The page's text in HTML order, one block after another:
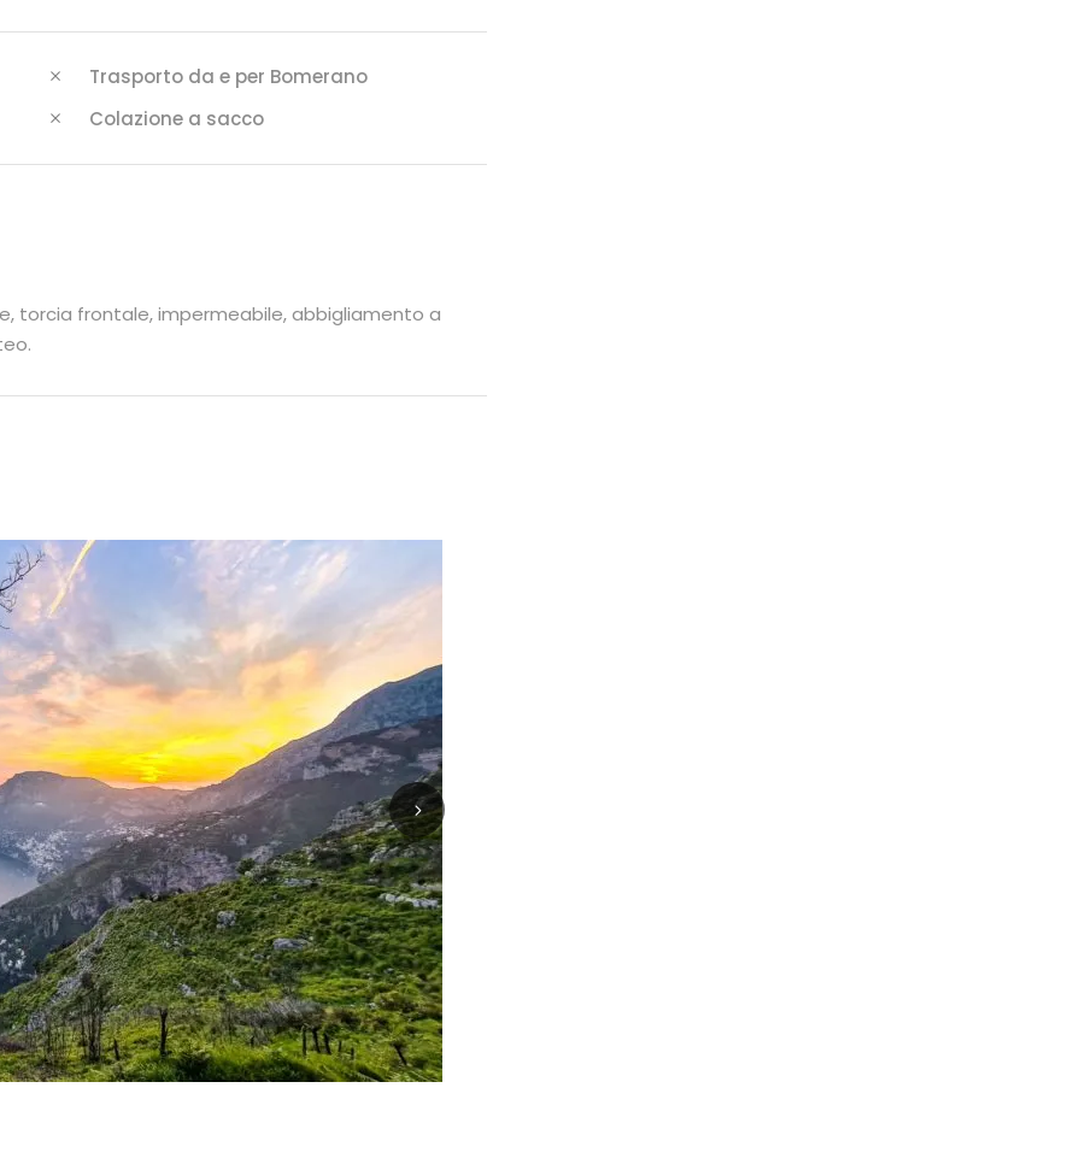
Trasporto da e per Bomerano
Colazione a sacco
torcia frontale, impermeabile, abbigliamento a